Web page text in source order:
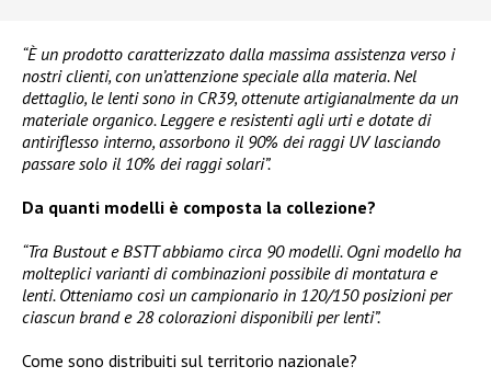
“È un prodotto caratterizzato dalla massima assistenza verso i
nostri clienti, con un’attenzione speciale alla materia. Nel
dettaglio, le lenti sono in CR39, ottenute artigianalmente da un
materiale organico. Leggere e resistenti agli urti e dotate di
antiriflesso interno, assorbono il 90% dei raggi UV lasciando
passare solo il 10% dei raggi solari”.
Da quanti modelli è composta la collezione?
“Tra Bustout e BSTT abbiamo circa 90 modelli. Ogni modello ha
molteplici varianti di combinazioni possibile di montatura e
lenti. Otteniamo così un campionario in 120/150 posizioni per
ciascun brand e 28 colorazioni disponibili per lenti”.
Come sono distribuiti sul territorio nazionale?